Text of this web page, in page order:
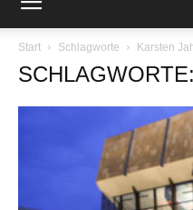
Start Schlagworte Karsten